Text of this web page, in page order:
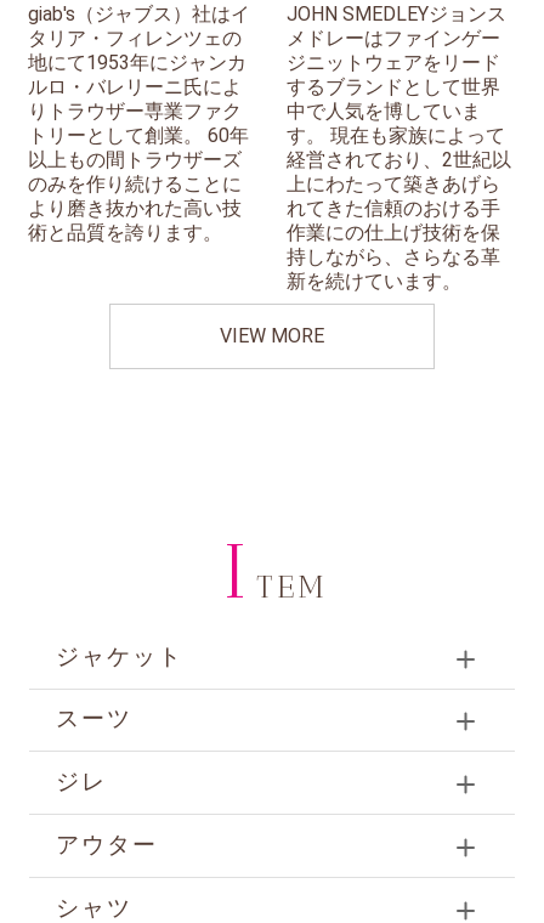
giab's（ジャブス）社はイ
タリア・フィレンツェの
地にて1953年にジャンカ
ルロ・バレリーニ氏によ
りトラウザー専業ファク
トリーとして創業。 60年
以上もの間トラウザーズ
のみを作り続けることに
より磨き抜かれた高い技
術と品質を誇ります。
JOHN SMEDLEYジョンス
メドレーはファインゲー
ジニットウェアをリード
するブランドとして世界
中で人気を博していま
す。 現在も家族によって
経営されており、2世紀以
上にわたって築きあげら
れてきた信頼のおける手
作業にの仕上げ技術を保
持しながら、さらなる革
新を続けています。
VIEW MORE
I TEM
ジャケット
スーツ
ジレ
アウター
シャツ